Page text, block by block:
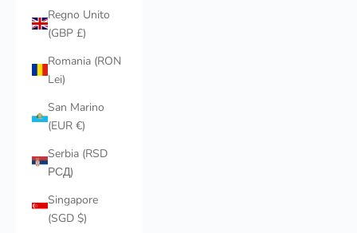
Regno Unito
(GBP £)
Romania (RON
Lei)
San Marino
(EUR €)
Serbia (RSD
РСД)
Singapore
(SGD $)